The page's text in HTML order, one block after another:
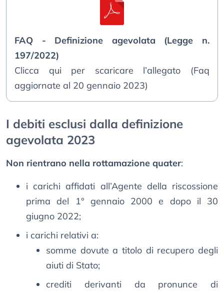
FAQ - Definizione agevolata (Legge n.
197/2022)
Clicca qui per scaricare l’allegato (Faq
aggiornate al 20 gennaio 2023)
I debiti esclusi dalla definizione
agevolata 2023
Non rientrano nella rottamazione quater:
i carichi affidati all’Agente della riscossione
prima del 1° gennaio 2000 e dopo il 30
giugno 2022;
i carichi relativi a:
somme dovute a titolo di recupero degli
aiuti di Stato;
crediti derivanti da pronunce di